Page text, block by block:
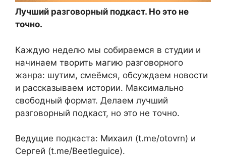
Лучший разговорный подкаст. Но это не
точно.
Каждую неделю мы собираемся в студии и
начинаем творить магию разговорного
жанра: шутим, смеёмся, обсуждаем новости
и рассказываем истории. Максимально
свободный формат. Делаем лучший
разговорный подкаст, но это не точно.
Ведущие подкаста: Михаил (t.me/otovrn) и
Сергей (t.me/Beetleguice).